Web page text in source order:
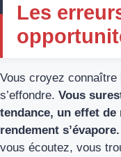
Les
Vous croyez
s’effondre. Vous
tendance, un effet
rendement s’évapore.
vous écoutez, vous